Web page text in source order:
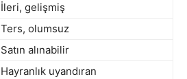
İleri, gelişmiş
Ters, olumsuz
Satın alınabilir
Hayranlık uyandıran